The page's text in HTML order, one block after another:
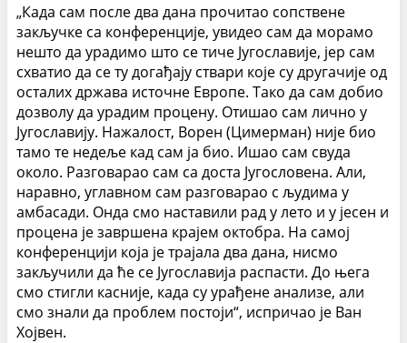
„Када сам после два дана прочитао сопствене
закључке са конференције, увидео сам да морамо
нешто да урадимо што се тиче Југославије, јер сам
схватио да се ту догађају ствари које су другачије од
осталих држава источне Европе. Тако да сам добио
дозволу да урадим процену. Отишао сам лично у
Југославију. Нажалост, Ворен (Цимерман) није био
тамо те недеље кад сам ја био. Ишао сам свуда
около. Разговарао сам са доста Југословена. Али,
нара­вно, углавном сам разговарао с људима у
амбасади. Онда смо наставили рад у лето и у јесен и
процена је завршена крајем октобра. На самој
конферен­цији која је трајала два дана, нисмо
закључили да ће се Југославија распасти. До њега
смо стигли касније, када су урађене анализе, али
смо знали да проблем постоји“, испричао је Ван
Хојвен.